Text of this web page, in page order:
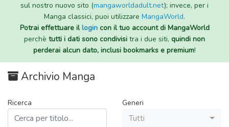
sul nostro nuovo sito (mangaworldadult.net); invece, per i
Manga classici, puoi utilizzare MangaWorld.
Potrai effettuare illogincon il tuo account di MangaWorld
perchè tutti i dati sono condivisi tra i due siti, quindi non
perderai alcun dato, inclusi bookmarks e premium!
Archivio Manga
Ricerca Generi
Tutti